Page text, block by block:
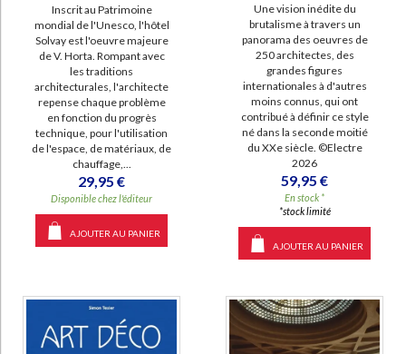
Inscrit au Patrimoine
mondial de l'Unesco, l'hôtel
Solvay est l'oeuvre majeure
de V. Horta. Rompant avec
les traditions
architecturales, l'architecte
repense chaque problème
en fonction du progrès
technique, pour l'utilisation
de l'espace, de matériaux, de
chauffage,...
29,95 €
Disponible chez l'éditeur
AJOUTER AU PANIER
Une vision inédite du
brutalisme à travers un
panorama des oeuvres de
250 architectes, des
grandes figures
internationales à d'autres
moins connus, qui ont
contribué à définir ce style
né dans la seconde moitié
du XXe siècle. ©Electre
2026
59,95 €
En stock *
*stock limité
AJOUTER AU PANIER